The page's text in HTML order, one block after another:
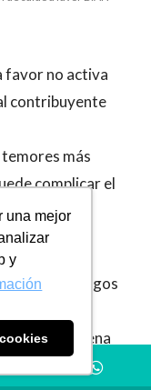
una mejor
y
favor no activa
contribuyente
más
complicar el
pasar:
pagos
si vale la pena
La respuesta es